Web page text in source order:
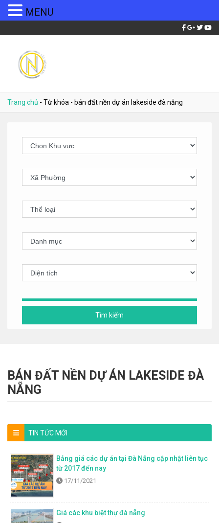
Trang chủ - Từ khóa - bán đất nền dự án lakeside đà nẵng
Tìm kiếm
BÁN ĐẤT NỀN DỰ ÁN LAKESIDE ĐÀ
NẴNG
TIN TỨC MỚI
Bảng giá các dự án tại Đà Nẵng cập nhật liên tục
từ 2017 đến nay
17/11/2021
Giá các khu biệt thự đà nẵng
MENU